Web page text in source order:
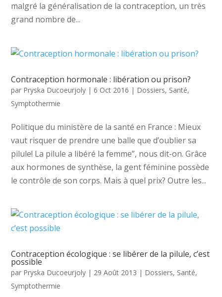
malgré la généralisation de la contraception, un très
grand nombre de...
Contraception hormonale : libération ou prison?
par Pryska Ducoeurjoly |6 Oct 2016 | Dossiers, Santé,
Symptothermie
Politique du ministère de la santé en France : Mieux
vaut risquer de prendre une balle que d’oublier sa
pilule! La pilule a libéré la femme”, nous dit-on. Grâce
aux hormones de synthèse, la gent féminine possède
le contrôle de son corps. Mais à quel prix? Outre les...
Contraception écologique : se libérer de la pilule, c’est
possible
par Pryska Ducoeurjoly | 29 Août 2013 | Dossiers, Santé,
Symptothermie